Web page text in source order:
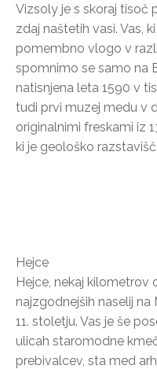
Vizsoly je s skoraj tisoč
zdaj naštetih vasi. Vas,
pomembno vlogo v
spomnimo se samo na
natisnjena leta 1590 v
tudi prvi muzej medu v
originalnimi freskami iz
ki je geološko
Hejce
Hejce, nekaj kilometrov
najzgodnejših naselij na
11. stoletju. Vas je še
ulicah staromodne
prebivalcev, sta med